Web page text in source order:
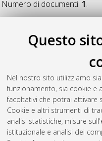
Questo
Nel nostro sito utilizziamo
funzionamento, sia cookie e
facoltativi che potrai attivare
Cookie e altri strumenti di
analisi statistiche, misure
istituzionale e analisi dei
Numero di documenti: 1.
magistrale], Università di
Ingegneria chimica e di
full-text non disponibile
Questa lista e' stata